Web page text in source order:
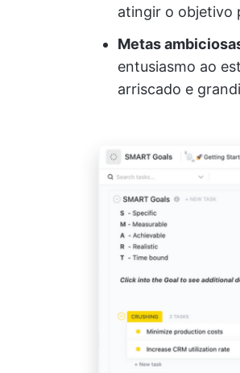
atingir o objetivo
Metas
entusiasmo ao
arriscado e